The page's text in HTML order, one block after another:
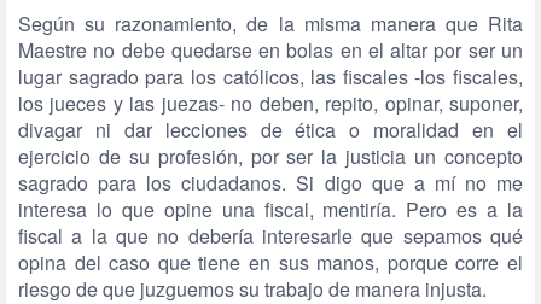
Según su razonamiento, de la misma manera que Rita
Maestre no debe quedarse en bolas en el altar por ser un
lugar sagrado para los católicos, las fiscales -los fiscales,
los jueces y las juezas- no deben, repito, opinar, suponer,
divagar ni dar lecciones de ética o moralidad en el
ejercicio de su profesión, por ser la justicia un concepto
sagrado para los ciudadanos. Si digo que a mí no me
interesa lo que opine una fiscal, mentiría. Pero es a la
fiscal a la que no debería interesarle que sepamos qué
opina del caso que tiene en sus manos, porque corre el
riesgo de que juzguemos su trabajo de manera injusta.